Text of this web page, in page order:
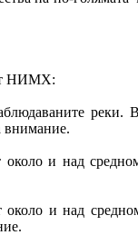
НИМХ:
реки.
внимание.
и над
и над